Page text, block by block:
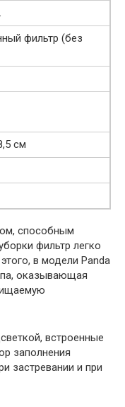
фильтр (без
см
способным
фильтр легко
в модели Panda
оказывающая
встроенные
заполнения
застревании и при